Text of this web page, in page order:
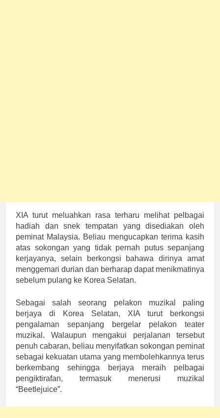
XIA turut meluahkan rasa terharu melihat pelbagai
hadiah dan snek tempatan yang disediakan oleh
peminat Malaysia. Beliau mengucapkan terima kasih
atas sokongan yang tidak pernah putus sepanjang
kerjayanya, selain berkongsi bahawa dirinya amat
menggemari durian dan berharap dapat menikmatinya
sebelum pulang ke Korea Selatan.
Sebagai salah seorang pelakon muzikal paling
berjaya di Korea Selatan, XIA turut berkongsi
pengalaman sepanjang bergelar pelakon teater
muzikal. Walaupun mengakui perjalanan tersebut
penuh cabaran, beliau menyifatkan sokongan peminat
sebagai kekuatan utama yang membolehkannya terus
berkembang sehingga berjaya meraih pelbagai
pengiktirafan, termasuk menerusi muzikal
“Beetlejuice”.